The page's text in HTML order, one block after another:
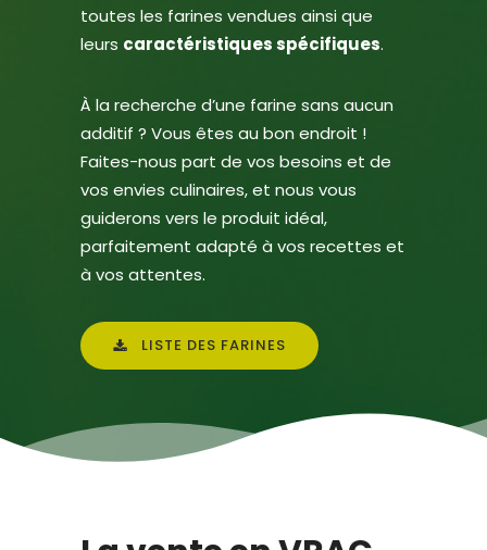
toutes les farines vendues ainsi que
leurs caractéristiques spécifiques.
À la recherche d’une farine sans aucun
additif ? Vous êtes au bon endroit !
Faites-nous part de vos besoins et de
vos envies culinaires, et nous vous
guiderons vers le produit idéal,
parfaitement adapté à vos recettes et
à vos attentes.
LISTE DES FARINES